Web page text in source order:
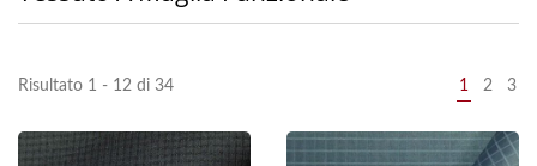
Risultato 1 - 12 di 34 1 2 3